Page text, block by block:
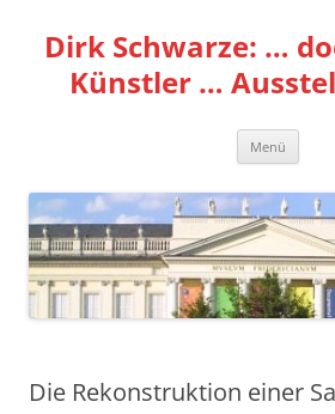
springen
Dirk Schwarze: …
Künstler …
Menü
Die Rekonstruktion einer